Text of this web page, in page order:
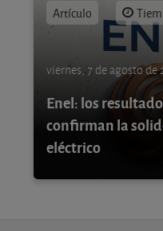
Artículo
viernes, 7 de agosto de
Enel: los
confirman la
eléctrico